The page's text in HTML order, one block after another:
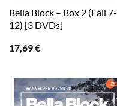
Bella Block – Box 2 (Fall 7-
12) [3 DVDs]
17,69€